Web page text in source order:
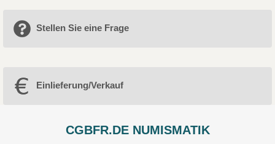
Stellen Sie eine Frage
Einlieferung/Verkauf
CGBFR.DE NUMISMATIK